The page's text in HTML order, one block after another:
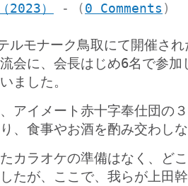
2023） - (0 Comments )
ルモナーク鳥取にて開催さ
会に、会長はじめ6名で参
ました。
アイメート赤十字奉仕団の
、食事やお酒を酌み交わし
カラオケの準備はなく、ど
たが、ここで、我らが上田